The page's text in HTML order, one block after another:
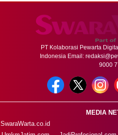
PT Kolaborasi Pewarta
Indonesia Email:
9000
MEDIA
SwaraWarta.co.id